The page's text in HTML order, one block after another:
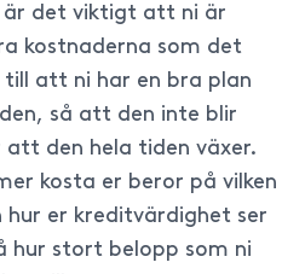
det viktigt att ni är
kostnaderna som det
att ni har en bra plan
så att den inte blir
den hela tiden växer.
kosta er beror på vilken
hur er kreditvärdighet ser
hur stort belopp som ni